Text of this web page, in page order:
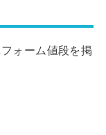
ォーム値段を掲